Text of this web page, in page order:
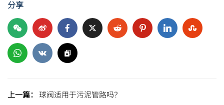
分享
上一篇： 球阀适用于污泥管路吗？